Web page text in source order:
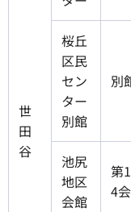
世
田
谷
桜丘
区民
セン
ター
別館
別
池尻
地区
会館
第
4